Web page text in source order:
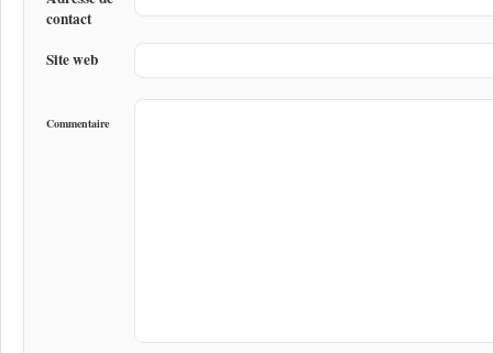
contact
Site web
Commentaire